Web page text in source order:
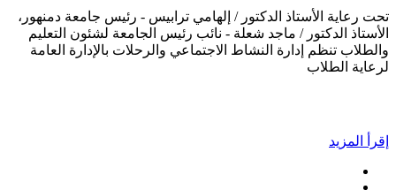
تحت رعاية الأستاذ الدكتور / إلهامي ترابيس - رئيس جامعة دمنهور،
الأستاذ الدكتور / ماجد شعلة - نائب رئيس الجامعة لشئون التعليم
والطلاب تنظم إدارة النشاط الاجتماعي والرحلات بالإدارة العامة
لرعاية الطلاب
إقرأ المزيد